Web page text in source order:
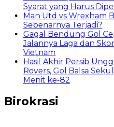
Syarat yang Harus
Man Utd vs Wrexham
Sebenarnya Terjadi?
Gagal Bendung Gol
Jalannya Laga dan
Vietnam
Hasil Akhir Persib
Rovers, Gol Balsa
Menit ke-82
Birokrasi